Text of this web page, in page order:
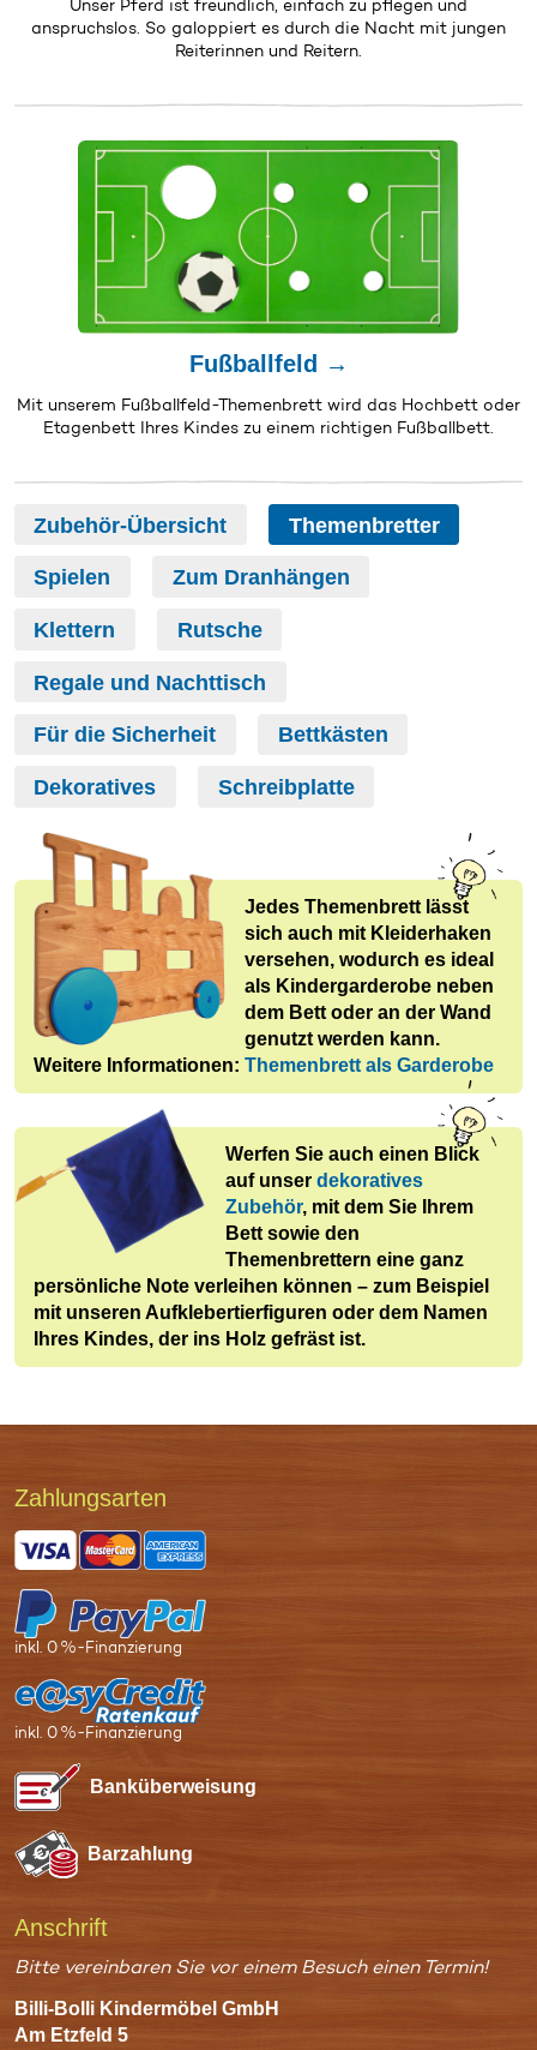
Unser Pferd ist freundlich, einfach zu pflegen und
anspruchslos. So galoppiert es durch die Nacht mit jungen
Reiterinnen und Reitern.
Fußballfeld →
Mit unserem Fußballfeld-Themenbrett wird das Hochbett oder
Etagenbett Ihres Kindes zu einem richtigen Fußballbett.
Zubehör-Übersicht Themenbretter
Spielen Zum Dranhängen
Klettern Rutsche
Regale und Nachttisch
Für die Sicherheit Bettkästen
Dekoratives Schreibplatte
Jedes Themenbrett lässt
sich auch mit Kleiderhaken
versehen, wodurch es ideal
als Kindergarderobe neben
dem Bett oder an der Wand
genutzt werden kann.
Weitere Informationen: Themenbrett als Garderobe
Werfen Sie auch einen Blick
auf unser dekoratives
Zubehör, mit dem Sie Ihrem
Bett sowie den
Themenbrettern eine ganz
persönliche Note verleihen können – zum Beispiel
mit unseren Aufklebertierfiguren oder dem Namen
Ihres Kindes, der ins Holz gefräst ist.
Zahl­ungs­arten
inkl. 0 %-Finanzierung
inkl. 0 %-Finanzierung
Bank­überweisung
Bar­zahlung
Anschrift
Bitte vereinbaren Sie vor einem Besuch einen Termin!
Billi-Bolli Kindermöbel GmbH
Am Etzfeld 5